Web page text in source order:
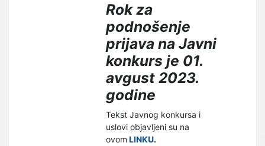
Rok za
podnošenje
prijava na Javni
konkurs je 01.
avgust 2023.
godine
Tekst Javnog konkursa i
uslovi objavljeni su na
ovom LINKU.